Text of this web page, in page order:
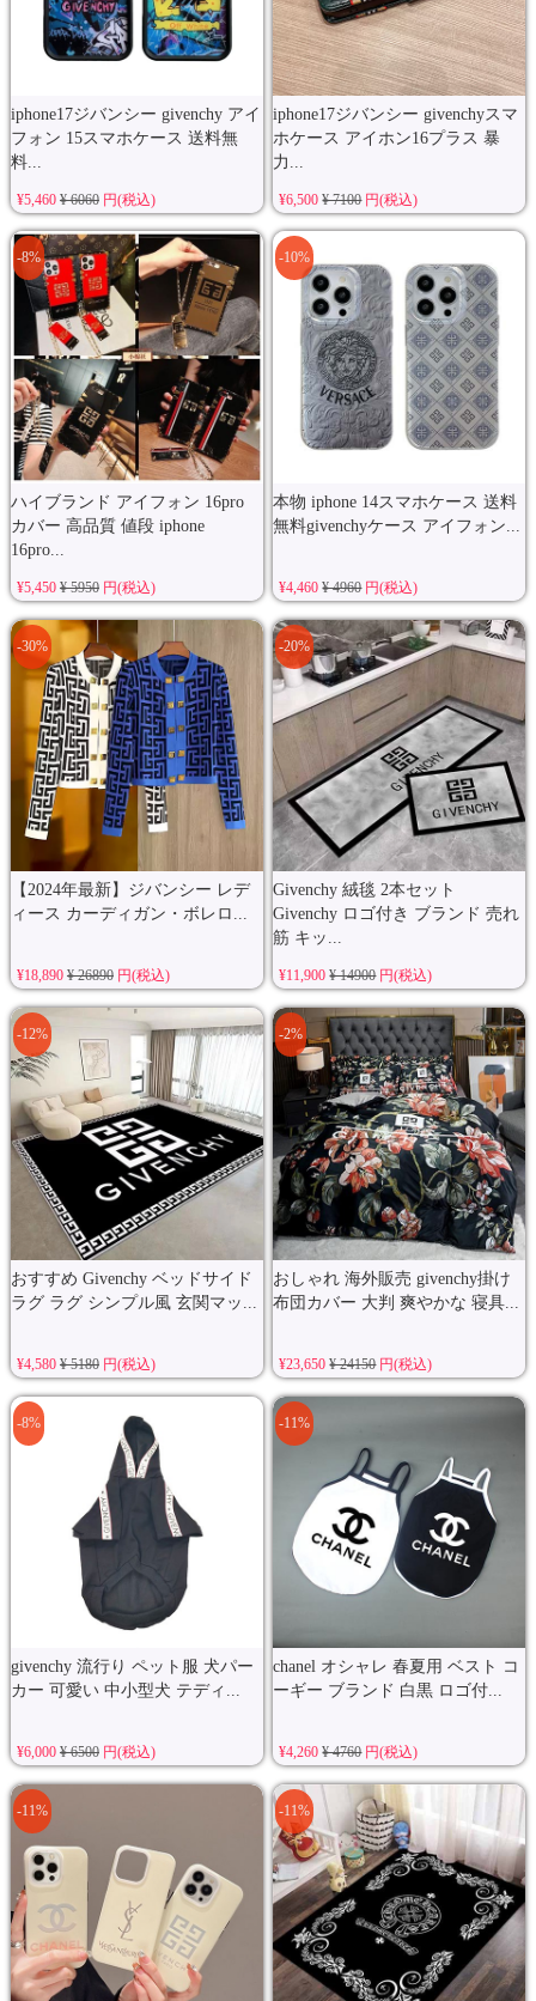
iphone17ジバンシー givenchy アイ
フォン 15スマホケース 送料無
料...
¥5,460 ¥ 6060円(税込)
iphone17ジバンシー givenchyスマ
ホケース アイホン16プラス 暴
力...
¥6,500¥ 7100円(税込)
ハイブランド アイフォン 16pro
カバー 高品質 値段 iphone
16pro...
-8%
¥5,450 ¥ 5950円(税込)
本物 iphone 14スマホケース 送料
無料givenchyケース アイフォン...
-10%
¥4,460¥ 4960円(税込)
【2024年最新】ジバンシー レデ
ィース カーディガン・ボレロ...
-30%
¥18,890 ¥ 26890円(税込)
Givenchy 絨毯 2本セット
Givenchy ロゴ付き ブランド 売れ
筋 キッ...
-20%
¥11,900¥ 14900円(税込)
おすすめ Givenchy ベッドサイド
ラグ ラグ シンプル風 玄関マッ...
-12%
¥4,580 ¥ 5180円(税込)
おしゃれ 海外販売 givenchy掛け
布団カバー 大判 爽やかな 寝具...
-2%
¥23,650¥ 24150円(税込)
givenchy 流行り ペット服 犬パー
カー 可愛い 中小型犬 テディ...
-8%
¥6,000 ¥ 6500円(税込)
chanel オシャレ 春夏用 ベスト コ
ーギー ブランド 白黒 ロゴ付...
-11%
¥4,260¥ 4760円(税込)
-11% -11%